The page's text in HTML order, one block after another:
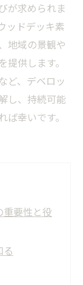
が求められま
ッドデッキ素
地域の景観や
供します。
ど、デベロッ
し、持続可能
幸いです。
重要性と役
る
ポイント